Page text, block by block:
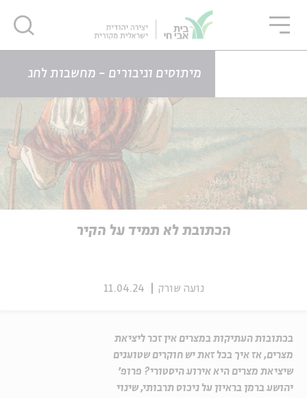
מיתוסים וגיבורים - מחשבות לחג
הכתובת לא תמיד על הקיר
נועה שורק 11.04.24
בכתובות העתיקות במצרים אין זכר ליציאת
מצרים, אז איך בכל זאת יש חוקרים שטוענים
שיציאת מצרים היא אירוע היסטורי? פרופ'
יהושע ברמן בראיון על ניכוס תרבותי, שינוי
סגור